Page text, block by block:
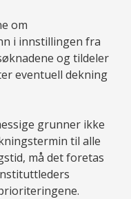
om
i innstillingen fra
og tildeler
eventuell dekning
grunner ikke
til alle
må det foretas